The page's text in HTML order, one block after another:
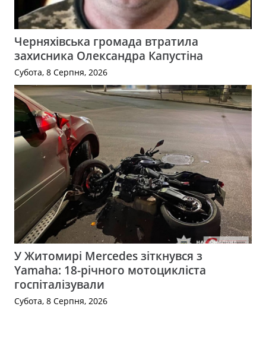
Черняхівська громада втратила
захисника Олександра Капустіна
Субота, 8 Серпня, 2026
У Житомирі Mercedes зіткнувся з
Yamaha: 18-річного мотоцикліста
госпіталізували
Субота, 8 Серпня, 2026